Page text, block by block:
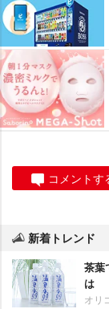
コメントす
新着トレンド
茶葉
は
オリ